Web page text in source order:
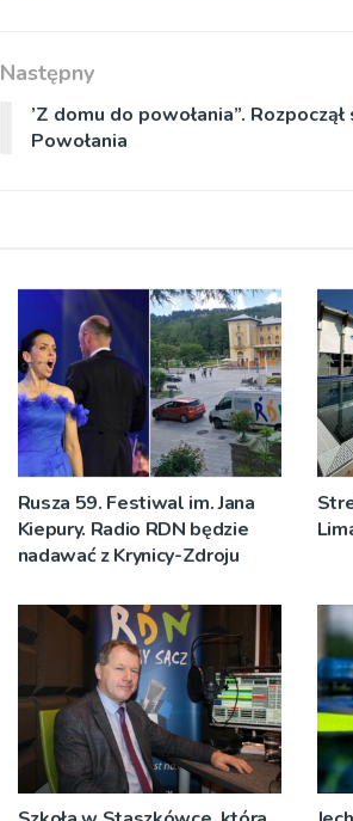
Następny
’Z domu do powołania”.
Powołania
Rusza 59. Festiwal im. Jana
Kiepury. Radio RDN będzie
nadawać z Krynicy-Zdroju